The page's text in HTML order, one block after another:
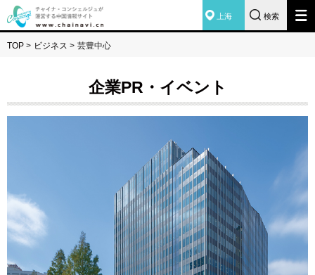
上海 検索
TOP > ビジネス > 芸豊中心
企業PR・イベント